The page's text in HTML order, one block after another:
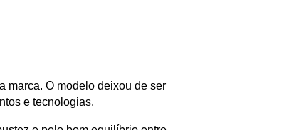
marca. O modelo deixou de ser
e tecnologias.